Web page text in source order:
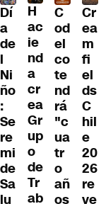
Dí
a
de
l
Ni
ño
:
Se
re
mi
de
Sa
lu
H
ac
ie
nd
a
cr
ea
Gr
up
o
de
Tr
ab
C
od
el
co
te
nd
rá
"c
ua
tr
o
añ
os
Cr
ea
m
fi
el
ds
C
hil
e
20
26
re
ve